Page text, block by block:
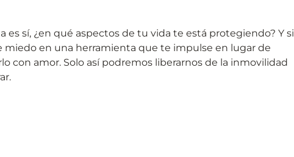
sí, ¿en qué aspectos de tu vida te está protegiendo? Y si
miedo en una herramienta que te impulse en lugar de
con amor. Solo así podremos liberarnos de la inmovilidad